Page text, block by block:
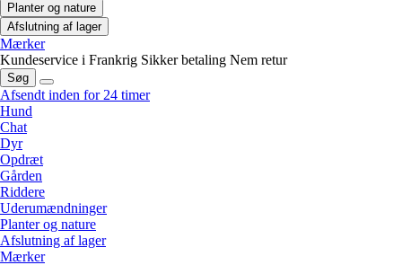
Planter og nature
Afslutning af lager
Mærker
Kundeservice i Frankrig Sikker betaling Nem retur
Søg
Afsendt inden for 24 timer
Hund
Chat
Dyr
Opdræt
Gården
Riddere
Uderumændninger
Planter og nature
Afslutning af lager
Mærker